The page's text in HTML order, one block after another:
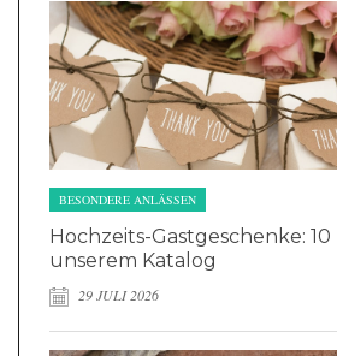
BESONDERE ANLÄSSEN
Hochzeits-Gastgeschenke:
unserem Katalog
29 JULI 2026